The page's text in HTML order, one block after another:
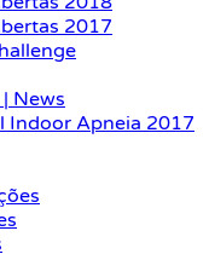
2017
News
Indoor Apneia 2017